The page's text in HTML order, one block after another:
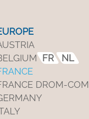
FR
NL
DROM-COM